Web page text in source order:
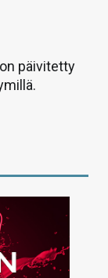
päivitetty